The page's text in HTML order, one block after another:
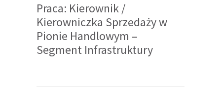
Praca: Kierownik /
Kierowniczka Sprzedaży w
Pionie Handlowym –
Segment Infrastruktury